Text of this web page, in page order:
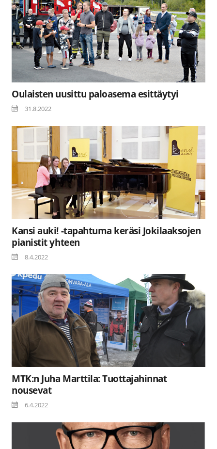
Oulaisten uusittu paloasema esittäytyi
31.8.2022
Kansi auki! -tapahtuma keräsi Jokilaaksojen
pianistit yhteen
8.4.2022
MTK:n Juha Marttila: Tuottajahinnat
nousevat
6.4.2022